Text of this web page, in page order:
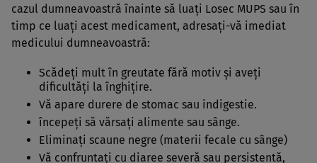
cazul dumneavoastră înainte să luaţi Losec MUPS sau în
timp ce luaţi acest medicament, adresaţi-vă imediat
medicului dumneavoastră:
Scădeţi mult în greutate fără motiv şi aveţi
dificultăţi la înghiţire.
Vă apare durere de stomac sau indigestie.
începeţi să vărsaţi alimente sau sânge.
Eliminaţi scaune negre (materii fecale cu sânge)
Vă confruntaţi cu diaree severă sau persistentă,